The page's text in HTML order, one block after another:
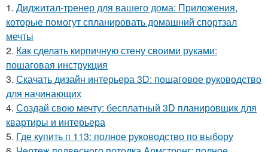
1. Диджитал-тренер для вашего дома: Приложения,
которые помогут спланировать домашний спортзал
мечты
2. Как сделать кирпичную стену своими руками:
пошаговая инструкция
3. Скачать дизайн интерьера 3D: пошаговое руководство
для начинающих
4. Создай свою мечту: бесплатный 3D планировщик для
квартиры и интерьера
5. Где купить п 113: полное руководство по выбору